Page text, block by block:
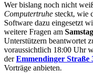
Wer bislang noch nicht
Computertruhe steckt, wie
Software dazu eingesetzt
weitere Fragen am Samstag
Unterstützern beantwortet
voraussichtlich 18:00 Uhr
derEmmendinger Straße
Vorträge anbieten.